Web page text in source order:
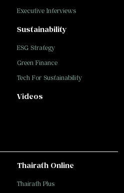
Executive Interviews
Sustainability
ESG Strategy
Green Finance
Tech For Sustainability
Videos
Thairath Online
Thairath Plus